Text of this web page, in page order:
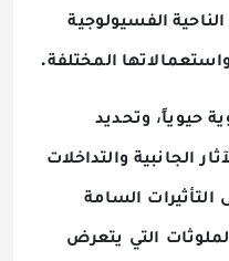
الفسيولوجية
المختلفة.
حيوياً، وتحديد
الجانبية والتداخلات
التأثيرات السامة
التي يتعرض